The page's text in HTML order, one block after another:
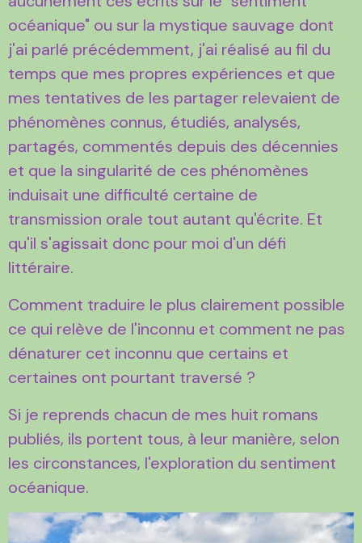
océanique" ou sur la mystique sauvage dont
j'ai parlé précédemment, j'ai réalisé au fil du
temps que mes propres expériences et que
mes tentatives de les partager relevaient de
phénomènes connus, étudiés, analysés,
partagés, commentés depuis des décennies
et que la singularité de ces phénomènes
induisait une difficulté certaine de
transmission orale tout autant qu'écrite. Et
qu'il s'agissait donc pour moi d'un défi
littéraire.
Comment traduire le plus clairement possible
ce qui relève de l'inconnu et comment ne pas
dénaturer cet inconnu que certains et
certaines ont pourtant traversé ?
Si je reprends chacun de mes huit romans
publiés, ils portent tous, à leur manière, selon
les circonstances, l'exploration du sentiment
océanique.